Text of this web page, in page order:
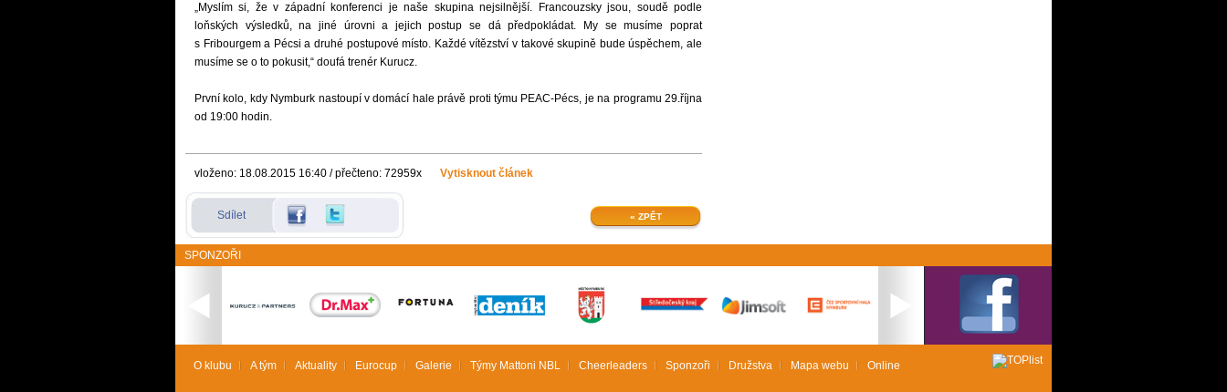
„Myslím si, že v západní konferenci je naše skupina nejsilnější. Francouzsky jsou, soudě podle
loňských výsledků, na jiné úrovni a jejich postup se dá předpokládat. My se musíme poprat
s Fribourgem a Pécsi a druhé postupové místo. Každé vítězství v takové skupině bude úspěchem, ale
musíme se o to pokusit,“ doufá trenér Kurucz.
První kolo, kdy Nymburk nastoupí v domácí hale právě proti týmu PEAC-Pécs, je na programu 29.října
od 19:00 hodin.
vloženo: 18.08.2015 16:40 / přečteno: 72959x Vytisknout článek
« ZPĚT
Sdílet
SPONZOŘI
O klubu A tým Aktuality Eurocup Galerie Týmy Mattoni NBL Cheerleaders Sponzoři Družstva Mapa webu Online